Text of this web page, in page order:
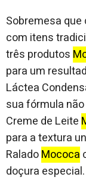
Sobremesa
com itens
três produtos
para um
Láctea
sua fórmula
Creme de Leite
para a textura
RaladoMococa
doçura especial.